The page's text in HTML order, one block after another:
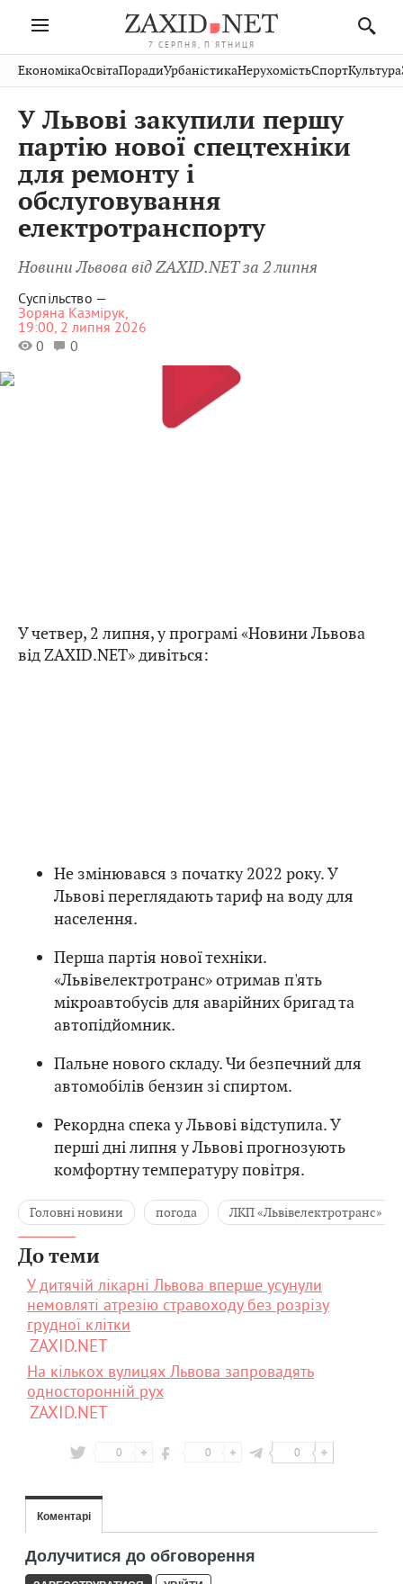
7 СЕРПНЯ, П'ЯТНИЦЯ
Івано-
Франківськ
Волинь
Закарпаття
Рівне
Шептицький
Стрий
Хмельницький
Публікації
Авто СловкоКультура
Кіно Дім СпортКраєзнавство
ФотоОсвітаНерухомість
Домашні
ЕкономікаОсвітаПорадиУрбаністикаНерухомістьСпортКультура
У Львові закупили першу
партію нової спецтехніки
для ремонту і
обслуговування
електротранспорту
Новини Львова від ZAXID.NET за 2 липня
Суспільство —
Зоряна Казмірук,
19:00, 2 липня 2026
0
0
У четвер, 2 липня, у програмі «Новини Львова
від ZAXID.NET» дивіться:
Не змінювався з початку 2022 року. У
Львові переглядають тариф на воду для
населення.
Перша партія нової техніки.
«Львівелектротранс» отримав п'ять
мікроавтобусів для аварійних бригад та
автопідйомник.
Пальне нового складу. Чи безпечний для
автомобілів бензин зі спиртом.
Рекордна спека у Львові відступила. У
перші дні липня у Львові прогнозують
комфортну температуру повітря.
Головні новини погода ЛКП «Львівелектротранс»
До теми
У дитячій лікарні Львова вперше усунули
немовляті атрезію стравоходу без розрізу
грудної клітки
ZAXID.NET
На кількох вулицях Львова запровадять
односторонній рух
ZAXID.NET
0 0 0